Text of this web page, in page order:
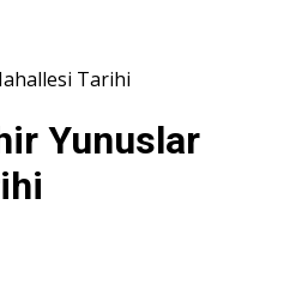
Tarihi
Yunuslar